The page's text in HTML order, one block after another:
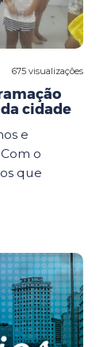
675 visualizações
cidade
e
o
que